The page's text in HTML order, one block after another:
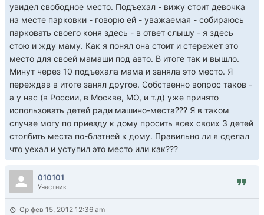
увидел свободное место. Подъехал - вижу стоит девочка
на месте парковки - говорю ей - уважаемая - собираюсь
парковать своего коня здесь - в ответ слышу - я здесь
стою и жду маму. Как я понял она стоит и стережет это
место для своей мамаши под авто. В итоге так и вышло.
Минут через 10 подъехала мама и заняла это место. Я
переждав в итоге занял другое. Собственно вопрос таков -
а у нас (в Росcии, в Москве, МО, и т.д) уже принято
использовать детей ради машино-места??? Я в таком
случае могу по приезду к дому просить всех своих 3 детей
столбить места по-блатней к дому. Правильно ли я сделал
что уехал и уступил это место или как???
010101
Участник
Ср фев 15, 2012 12:36 am